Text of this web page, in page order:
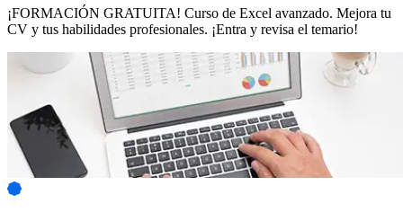
¡FORMACIÓN GRATUITA! Curso de Excel avanzado. Mejora tu
CV y tus habilidades profesionales. ¡Entra y revisa el temario!